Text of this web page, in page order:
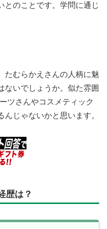
とのことです。学問に通じ
たむらかえさんの人柄に魅
ないでしょうか。似た雰囲
ツさんやコスメティック
じゃないかと思います。
歴は？